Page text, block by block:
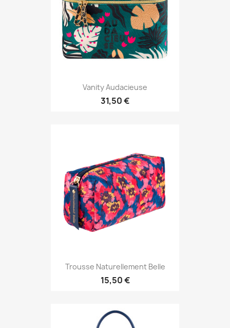
Vanity Audacieuse
31,50 €
Trousse Naturellement Belle
15,50 €